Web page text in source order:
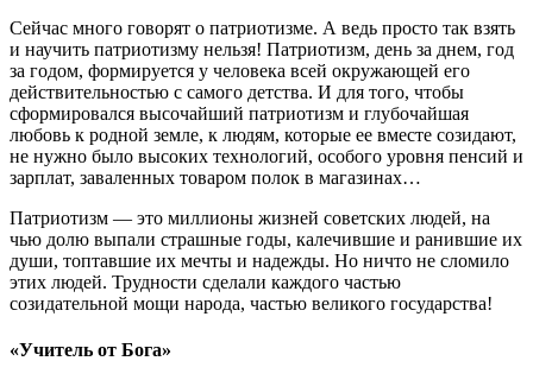
Сейчас много говорят о патриотизме. А ведь просто так взять
и научить патриотизму нельзя! Патриотизм, день за днем, год
за годом, формируется у человека всей окружающей его
действительностью с самого детства. И для того, чтобы
сформировался высочайший патриотизм и глубочайшая
любовь к родной земле, к людям, которые ее вместе созидают,
не нужно было высоких технологий, особого уровня пенсий и
зарплат, заваленных товаром полок в магазинах…
Патриотизм — это миллионы жизней советских людей, на
чью долю выпали страшные годы, калечившие и ранившие их
души, топтавшие их мечты и надежды. Но ничто не сломило
этих людей. Трудности сделали каждого частью
созидательной мощи народа, частью великого государства!
«Учитель от Бога»